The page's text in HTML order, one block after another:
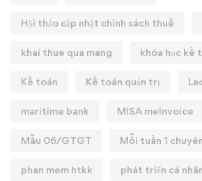
Hội thảo cập nhật chính sách thuế
khai thue qua mang khóa học kế
Kế toán Kế toán quản trị
maritime bank MISA meInvoice
Mẫu 06/GTGT Mỗi tuần 1
phan mem htkk phát triển cá